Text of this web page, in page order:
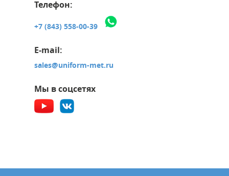
Телефон:
+7 (843) 558-00-39
E-mail:
sales@uniform-met.ru
Мы в соцсетях